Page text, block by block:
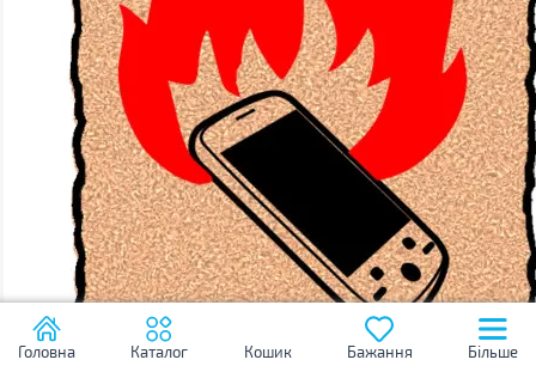
Головна Каталог Кошик Бажання Більше